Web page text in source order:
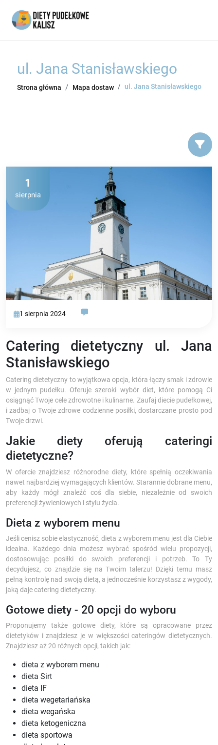
ul. Jana Stanisławskiego
Strona główna Mapa dostaw ul. Jana Stanisławskiego
1 sierpnia 2024
1
sierpnia
Catering dietetyczny ul. Jana
Stanisławskiego
Catering dietetyczny to wyjątkowa opcja, która łączy smak i zdrowie
w jednym pudełku. Oferuje szeroki wybór diet, które pomogą Ci
osiągnąć Twoje cele zdrowotne i kulinarne. Zaufaj diecie pudełkowej,
i zadbaj o Twoje zdrowe codzienne posiłki, dostarczane prosto pod
Twoje drzwi.
Jakie diety oferują cateringi
dietetyczne?
W ofercie znajdziesz różnorodne diety, które spełnią oczekiwania
nawet najbardziej wymagających klientów. Starannie dobrane menu,
aby każdy mógł znaleźć coś dla siebie, niezależnie od swoich
preferencji żywieniowych i stylu życia.
Dieta z wyborem menu
Jeśli cenisz sobie elastyczność, dieta z wyborem menu jest dla Ciebie
idealna. Każdego dnia możesz wybrać spośród wielu propozycji,
dostosowując posiłki do swoich preferencji i potrzeb. To Ty
decydujesz, co znajdzie się na Twoim talerzu! Dzięki temu masz
pełną kontrolę nad swoją dietą, a jednocześnie korzystasz z wygody,
jaką daje catering dietetyczny.
Gotowe diety - 20 opcji do wyboru
Proponujemy także gotowe diety, które są opracowane przez
dietetyków i znajdziesz je w większości cateringów dietetycznych.
Znajdziesz aż 20 różnych opcji, takich jak:
dieta z wyborem menu
dieta Sirt
dieta IF
dieta wegetariańska
dieta wegańska
dieta ketogeniczna
dieta sportowa